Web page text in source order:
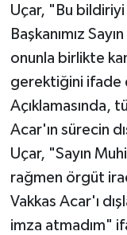
Uçar, "Bu
Başkanımız
onunla birlikte
gerektiğini
Açıklamasında,
Acar'ın sürecin
Uçar, "Sayın
rağmen örgüt
Vakkas Acar'ı
imza atmadım"